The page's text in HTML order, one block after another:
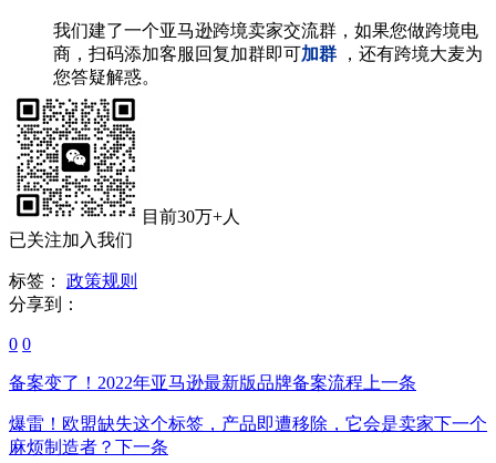
我们建了一个亚马逊跨境卖家交流群，如果您做跨境电
商，扫码添加客服回复加群即可加群
，还有跨境大麦为
您答疑解惑。
目前30万+人
已关注加入我们
标签：
政策规则
分享到：
0 0
备案变了！2022年亚马逊最新版品牌备案流程 上一条
爆雷！欧盟缺失这个标签，产品即遭移除，它会是卖家下一个
麻烦制造者？ 下一条